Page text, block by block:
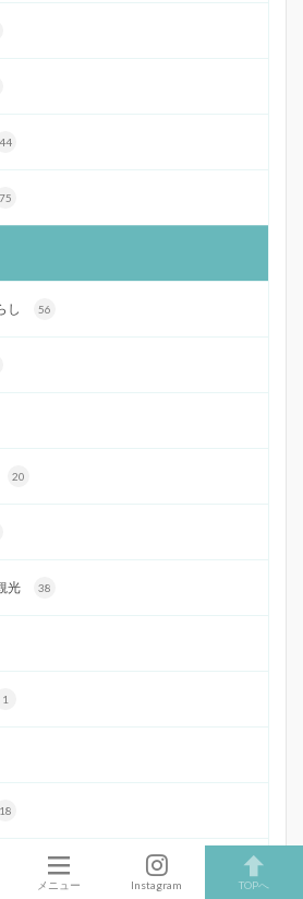
44
75
し 56
20
光 38
1
18
業家夫婦レポ
メニュー Instagram TOPへ